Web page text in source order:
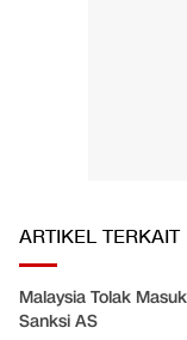
ARTIKEL TERKAIT
Malaysia Tolak
Sanksi AS